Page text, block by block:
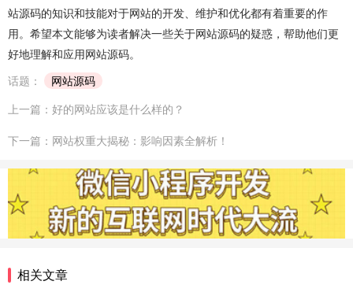
站源码的知识和技能对于网站的开发、维护和优化都有着重要的作
用。希望本文能够为读者解决一些关于网站源码的疑惑，帮助他们更
好地理解和应用网站源码。
话题：
网站源码
上一篇：好的网站应该是什么样的？
下一篇：网站权重大揭秘：影响因素全解析！
相关文章